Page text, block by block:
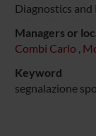
Diagnostics
Managers or
Combi Carlo ,
Keyword
segnalazione